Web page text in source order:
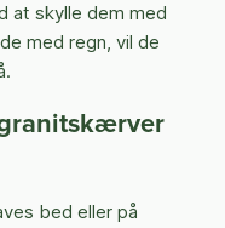
at skylle dem med
med regn, vil de
bed eller på